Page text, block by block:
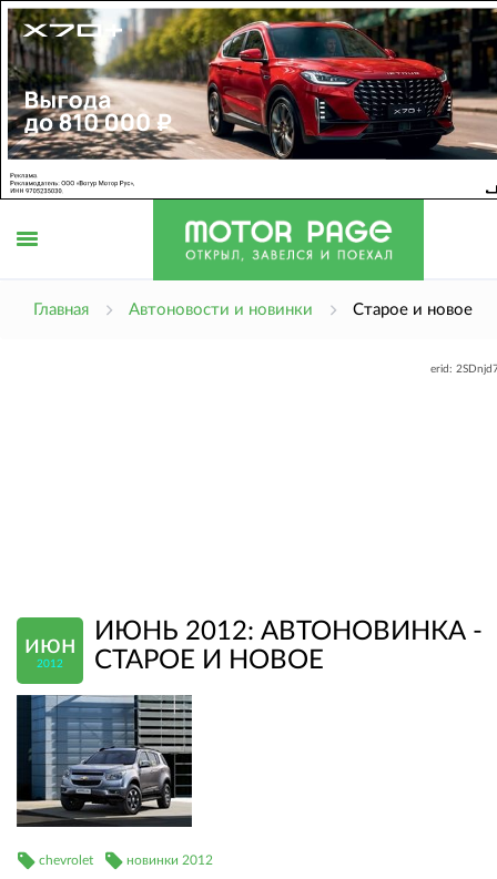
Главная Автоновости и новинки Старое и новое
erid:
июн
2012
ИЮНЬ 2012: АВТОНОВИНКА -
СТАРОЕ И НОВОЕ
chevrolet новинки 2012